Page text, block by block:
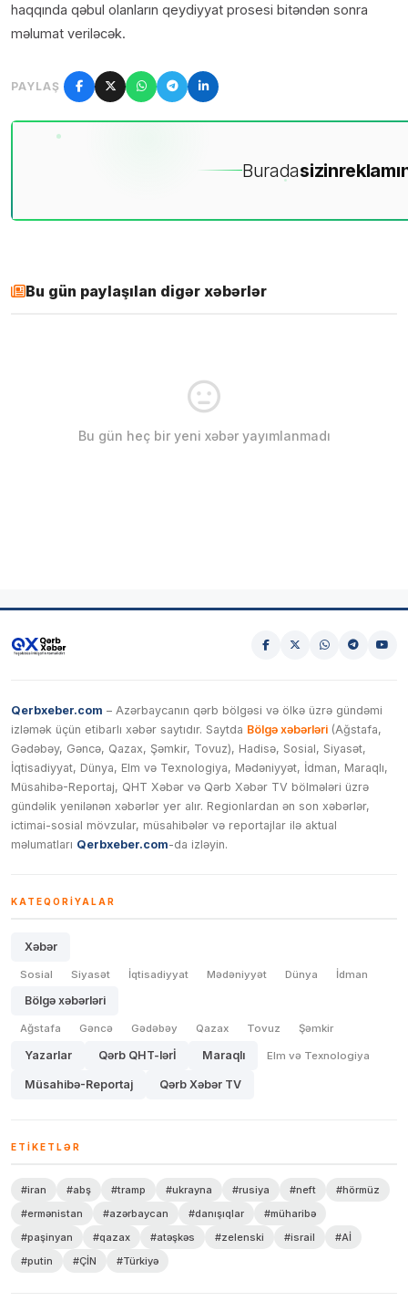
haqqında qəbul olanların qeydiyyat prosesi bitəndən sonra
məlumat veriləcək.
PAYLAŞ
Buradasizin
Bu gün paylaşılan digər xəbərlər
Bu gün heç bir yeni xəbər yayımlanmadı
Qerbxeber.com – Azərbaycanın qərb bölgəsi və ölkə üzrə gündəmi
izləmək üçün etibarlı xəbər saytıdır. Saytda Bölgə xəbərləri (Ağstafa,
Gədəbəy, Gəncə, Qazax, Şəmkir, Tovuz), Hadisə, Sosial, Siyasət,
İqtisadiyyat, Dünya, Elm və Texnologiya, Mədəniyyət, İdman, Maraqlı,
Müsahibə-Reportaj, QHT Xəbər və Qərb Xəbər TV bölmələri üzrə
gündəlik yenilənən xəbərlər yer alır. Regionlardan ən son xəbərlər,
ictimai-sosial mövzular, müsahibələr və reportajlar ilə aktual
məlumatları Qerbxeber.com-da izləyin.
KATEQORIYALAR
Xəbər
Sosial Siyasət İqtisadiyyat Mədəniyyət Dünya İdman
Bölgə xəbərləri
Ağstafa Gəncə Gədəbəy Qazax Tovuz Şəmkir
Yazarlar Qərb QHT-lərİ Maraqlı Elm və Texnologiya
Müsahibə-Reportaj Qərb Xəbər TV
ETIKETLƏR
#iran #abş #tramp #ukrayna #rusiya #neft
#hörmüz
#ermənistan
#azərbaycan #danışıqlar
#müharibə
#paşinyan
#qazax #atəşkəs #zelenski #israil
#Aİ
#putin
#ÇİN #Türkiyə